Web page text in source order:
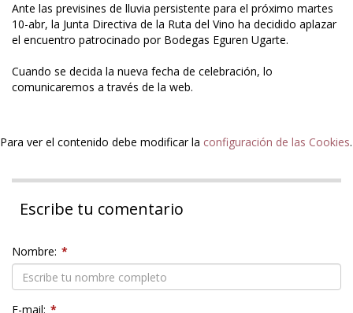
Ante las previsines de lluvia persistente para el próximo martes
10-abr, la Junta Directiva de la Ruta del Vino ha decidido aplazar
el encuentro patrocinado por Bodegas Eguren Ugarte.
Cuando se decida la nueva fecha de celebración, lo
comunicaremos a través de la web.
Para ver el contenido debe modificar la configuración de las Cookies.
Escribe tu comentario
Nombre: *
E-mail: *